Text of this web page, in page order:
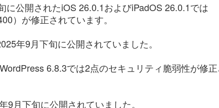
に公開されたiOS 26.0.1およびiPadOS 26.0.1では
）が修正されています。
年9月下旬に公開されていました。
6.8.3では2点のセキュリティ脆弱性が修正
9月下旬に公開されていました。